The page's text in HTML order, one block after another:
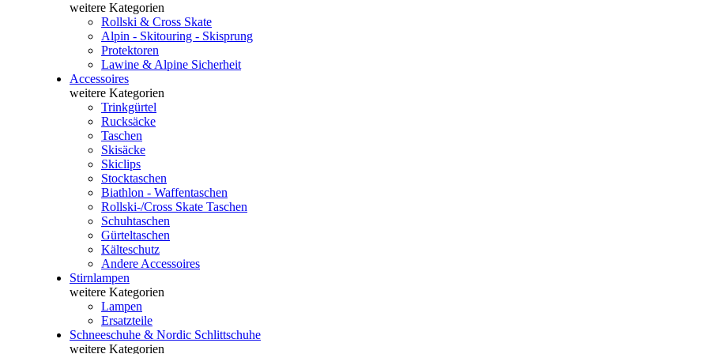
weitere Kategorien
Rollski & Cross Skate
Alpin - Skitouring - Skisprung
Protektoren
Lawine & Alpine Sicherheit
Accessoires
weitere Kategorien
Trinkgürtel
Rucksäcke
Taschen
Skisäcke
Skiclips
Stocktaschen
Biathlon - Waffentaschen
Rollski-/Cross Skate Taschen
Schuhtaschen
Gürteltaschen
Kälteschutz
Andere Accessoires
Stirnlampen
weitere Kategorien
Lampen
Ersatzteile
Schneeschuhe & Nordic Schlittschuhe
weitere Kategorien